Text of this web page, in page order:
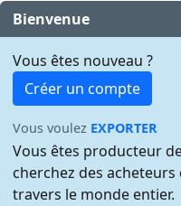
Bienvenue
Vous êtes nouveau ?
Créer un compte
Vous voulez EXPORTER
Vous êtes producteur
cherchez des
travers le monde entier.